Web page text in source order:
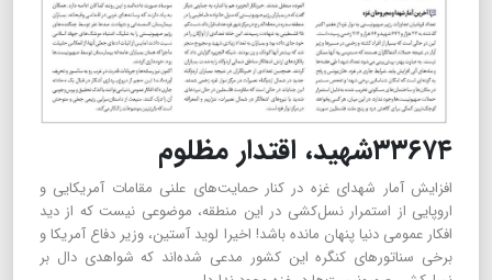
۳۳۶۷۴شهید، اقتدار مظلوم
افزایش آمار شهدای غزه در کنار حمایت‌های علنی مقامات آمریکایی و
اروپایی از استمرار نسل‌کشی در این منطقه، موضوعی نیست که از دید
افکار عمومی دنیا پنهان مانده باشد! اخیرا لوید آستین، وزیر دفاع آمریکا و
برخی سناتورهای کنگره این کشور مدعی شده‌اند که شواهدی دال بر